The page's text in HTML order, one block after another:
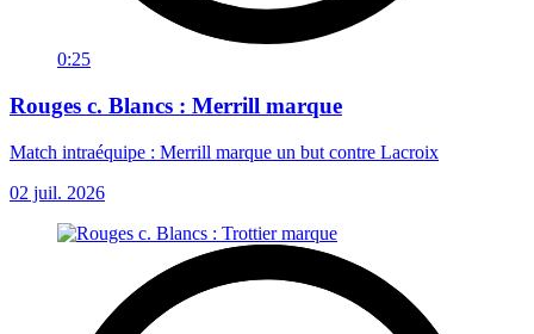
0:25
Rouges c. Blancs : Merrill marque
Match intraéquipe : Merrill marque un but contre Lacroix
02 juil. 2026